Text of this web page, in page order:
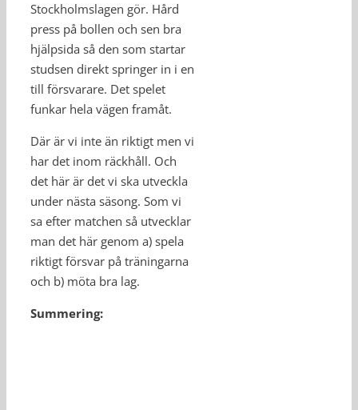
Stockholmslagen gör. Hård
press på bollen och sen bra
hjälpsida så den som startar
studsen direkt springer in i en
till försvarare. Det spelet
funkar hela vägen framåt.
Där är vi inte än riktigt men vi
har det inom räckhåll. Och
det här är det vi ska utveckla
under nästa säsong. Som vi
sa efter matchen så utvecklar
man det här genom a) spela
riktigt försvar på träningarna
och b) möta bra lag.
Summering: